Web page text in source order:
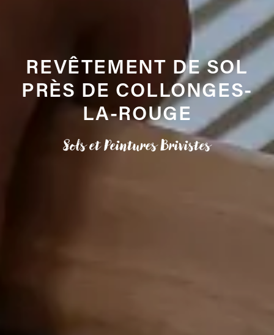
REVÊTEMENT DE SOL
PRÈS DE COLLONGES-
LA-ROUGE
Sols et Peintures Brivistes